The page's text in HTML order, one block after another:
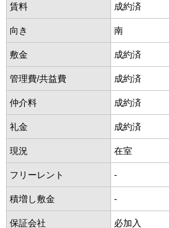
賃料 成約済
向き 南
敷金 成約済
管理費/共益費 成約済
仲介料 成約済
礼金 成約済
現況 在室
フリーレント -
積増し敷金 -
保証会社 必加入